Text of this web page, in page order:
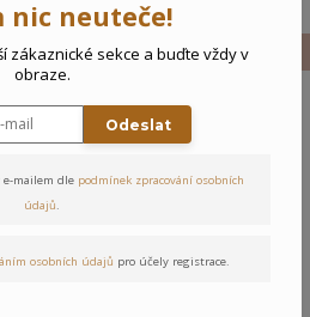
souprava Holčička
souprava
nic neuteče!
zákaznické sekce a buďte vždy v
obraze.
Odeslat
mailem dle podmínek zpracování osobních
údajů.
osobních údajů pro účely registrace.